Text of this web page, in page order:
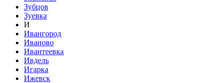
Зубцов
Зуевка
И
Ивангород
Иваново
Ивантеевка
Ивдель
Игарка
Ижевск